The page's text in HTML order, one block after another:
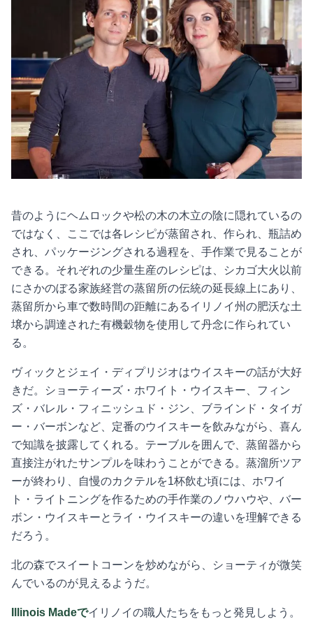
昔のようにヘムロックや松の木の木立の陰に隠れているの
ではなく、ここでは各レシピが蒸留され、作られ、瓶詰め
され、パッケージングされる過程を、手作業で見ることが
できる。それぞれの少量生産のレシピは、シカゴ大火以前
にさかのぼる家族経営の蒸留所の伝統の延長線上にあり、
蒸留所から車で数時間の距離にあるイリノイ州の肥沃な土
壌から調達された有機穀物を使用して丹念に作られてい
る。
ヴィックとジェイ・ディプリジオはウイスキーの話が大好
きだ。ショーティーズ・ホワイト・ウイスキー、フィン
ズ・バレル・フィニッシュド・ジン、ブラインド・タイガ
ー・バーボンなど、定番のウイスキーを飲みながら、喜ん
で知識を披露してくれる。テーブルを囲んで、蒸留器から
直接注がれたサンプルを味わうことができる。蒸溜所ツア
ーが終わり、自慢のカクテルを1杯飲む頃には、ホワイ
ト・ライトニングを作るための手作業のノウハウや、バー
ボン・ウイスキーとライ・ウイスキーの違いを理解できる
だろう。
北の森でスイートコーンを炒めながら、ショーティが微笑
んでいるのが見えるようだ。
Illinois Madeでイリノイの職人たちをもっと発見しよう。